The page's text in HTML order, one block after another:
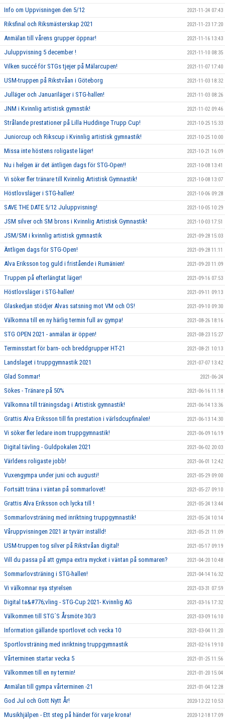
Info om Uppvisningen den 5/12 2021-11-24 07:43
Riksfinal och Riksmästerskap 2021 2021-11-23 17:20
Anmälan till vårens grupper öppnar! 2021-11-16 13:43
Juluppvisning 5 december ! 2021-11-10 08:35
Vilken succé för STGs tjejer på Mälarcupen! 2021-11-07 17:40
USM-truppen på Rikstvåan i Göteborg 2021-11-03 18:32
Julläger och Januariläger i STG-hallen! 2021-11-03 08:26
JNM i Kvinnlig artistisk gymnstik! 2021-11-02 09:46
Strålande prestationer på Lilla Huddinge Trupp Cup! 2021-10-25 15:33
Juniorcup och Rikscup i Kvinnlig artistisk gymnastik! 2021-10-25 10:00
Missa inte höstens roligaste läger! 2021-10-21 16:09
Nu i helgen är det äntligen dags för STG-Open!! 2021-10-08 13:41
Vi söker fler tränare till Kvinnlig Artistisk Gymnastik! 2021-10-08 13:07
Höstlovsläger i STG-hallen! 2021-10-06 09:28
SAVE THE DATE 5/12 Juluppvisning! 2021-10-05 10:29
JSM silver och SM brons i Kvinnlig Artistisk Gymnastik! 2021-10-03 17:51
JSM/SM i kvinnlig artistisk gymnastik 2021-09-28 15:03
Äntligen dags för STG-Open! 2021-09-28 11:11
Alva Eriksson tog guld i fristående i Rumänien! 2021-09-20 11:09
Truppen på efterlängtat läger! 2021-09-16 07:53
Höstlovsläger i STG-hallen! 2021-09-11 09:13
Glaskedjan stödjer Alvas satsning mot VM och OS! 2021-09-10 09:30
Välkomna till en ny härlig termin full av gympa! 2021-08-26 18:16
STG OPEN 2021 - anmälan är öppen! 2021-08-23 15:27
Terminsstart för barn- och breddgrupper HT-21 2021-08-21 10:13
Landslaget i truppgymnastik 2021 2021-07-07 13:42
Glad Sommar! 2021-06-24
Sökes - Tränare på 50% 2021-06-16 11:18
Välkomna till träningsdag i Artistisk gymnastik! 2021-06-14 13:36
Grattis Alva Eriksson till fin prestation i värlsdcupfinalen! 2021-06-13 14:30
Vi söker fler ledare inom truppgymnastik! 2021-06-09 16:19
Digital tävling - Guldpokalen 2021 2021-06-02 20:03
Världens roligaste jobb! 2021-06-01 12:42
Vuxengympa under juni och augusti! 2021-05-29 09:00
Fortsätt träna i väntan på sommarlovet! 2021-05-27 09:10
Grattis Alva Eriksson och lycka till ! 2021-05-24 13:44
Sommarlovsträning med inriktning truppgymnastik! 2021-05-24 10:14
Våruppvisningen 2021 är tyvärr inställd! 2021-05-21 11:09
USM-truppen tog silver på Rikstvåan digital! 2021-05-17 09:19
Vill du passa på att gympa extra mycket i väntan på sommaren? 2021-04-20 10:48
Sommarlovsträning i STG-hallen! 2021-04-14 16:32
Vi välkomnar nya styrelsen 2021-03-31 07:59
Digital ta&#776;vling - STG-Cup 2021- Kvinnlig AG 2021-03-16 17:32
Välkommen till STG´S Årsmöte 30/3 2021-03-09 16:10
Information gällande sportlovet och vecka 10 2021-03-04 11:20
Sportlovsträning med inriktning truppgymnastik 2021-02-16 19:10
Vårterminen startar vecka 5 2021-01-25 11:56
Välkommen till en ny termin! 2021-01-20 15:04
Anmälan till gympa vårterminen -21 2021-01-04 12:28
God Jul och Gott Nytt År! 2020-12-22 10:53
Musikhjälpen - Ett steg på händer för varje krona! 2020-12-18 17:09